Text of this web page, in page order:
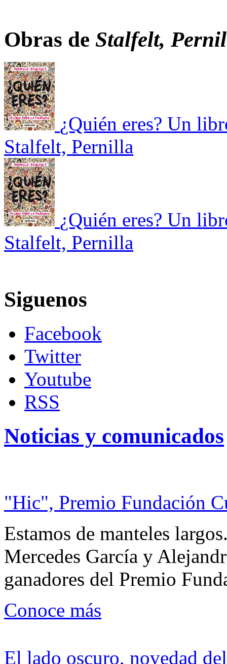
Obras de Stalfelt,
¿Quién eres? Un
Stalfelt, Pernilla
¿Quién eres? Un
Stalfelt, Pernilla
Siguenos
Facebook
Twitter
Youtube
RSS
Noticias y comunicados
"Hic", Premio Fundación
Estamos de manteles
Mercedes García y
ganadores del Premio
Conoce más
El lado oscuro, novedad